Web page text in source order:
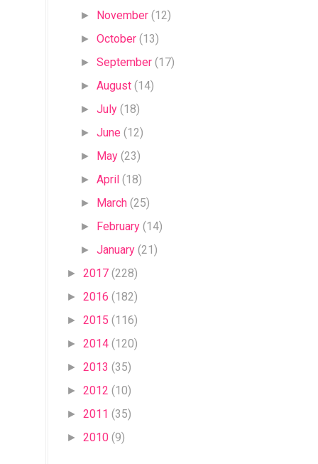
► November (12)
►October (13)
►September (17)
►August (14)
►July (18)
►June (12)
► May (23)
►April (18)
► March (25)
► February (14)
►January (21)
► 2017 (228)
► 2016 (182)
► 2015 (116)
► 2014 (120)
► 2013 (35)
► 2012 (10)
► 2011 (35)
► 2010 (9)